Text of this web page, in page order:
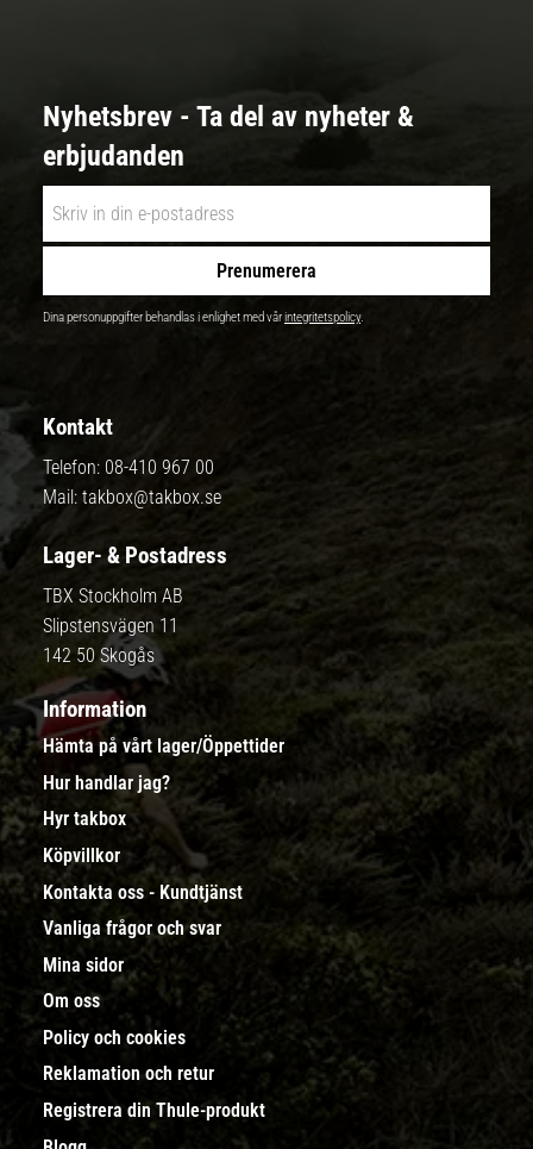
Nyhetsbrev - Ta del av nyheter &
erbjudanden
Prenumerera
Dina personuppgifter behandlas i enlighet med vårintegritetspolicy.
Kontakt
Telefon: 08-410 967 00
Mail: takbox@takbox.se
Lager- & Postadress
TBX Stockholm AB
Slipstensvägen 11
142 50 Skogås
Information
Hämta på vårt lager/Öppettider
Hur handlar jag?
Hyr takbox
Köpvillkor
Kontakta oss - Kundtjänst
Vanliga frågor och svar
Mina sidor
Om oss
Policy och cookies
Reklamation och retur
Registrera din Thule-produkt